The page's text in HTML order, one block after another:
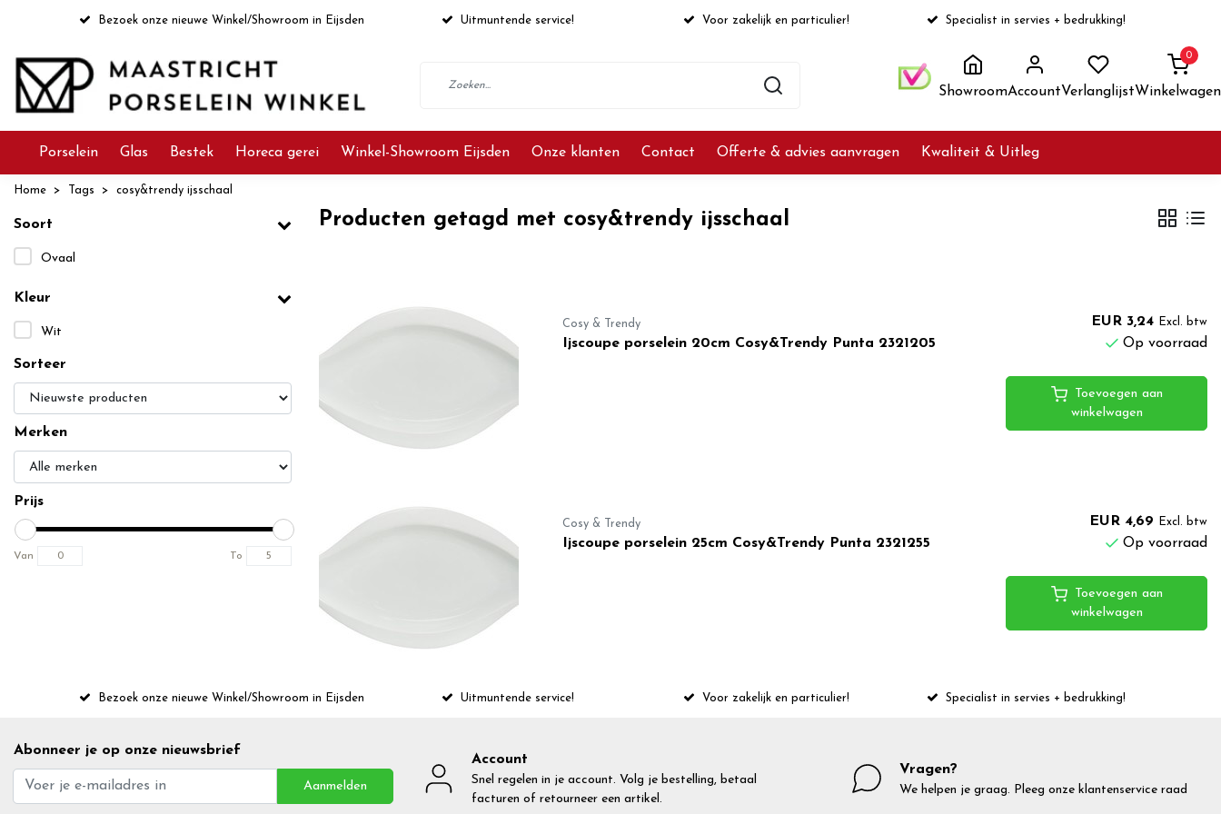
Bezoek onze nieuwe Winkel/Showroom in Eijsden Uitmuntende service! Voor zakelijk en particulier! Specialist in servies + bedrukking!
ShowroomAccountVerlanglijst
0
Winkelwagen
Porselein Glas Bestek Horeca gerei Winkel-Showroom Eijsden Onze klanten Contact Offerte & advies aanvragen Kwaliteit & Uitleg
Home Tags cosy&trendy ijsschaal
Soort
Ovaal
Kleur
Wit
Sorteer
Merken
Prijs
Van To
Producten getagd met cosy&trendy ijsschaal
Cosy & Trendy
Ijscoupe porselein 20cm Cosy&Trendy Punta 2321205
EUR 3,24 Excl. btw
Op voorraad
Toevoegen aan
winkelwagen
Cosy & Trendy
Ijscoupe porselein 25cm Cosy&Trendy Punta 2321255
EUR 4,69 Excl. btw
Op voorraad
Toevoegen aan
winkelwagen
Bezoek onze nieuwe Winkel/Showroom in Eijsden Uitmuntende service! Voor zakelijk en particulier! Specialist in servies + bedrukking!
Abonneer je op onze nieuwsbrief
Aanmelden
Account
Snel regelen in je account. Volg je bestelling, betaal
facturen of retourneer een artikel.
Vragen?
We helpen je graag. Pleeg onze klantenservice raad